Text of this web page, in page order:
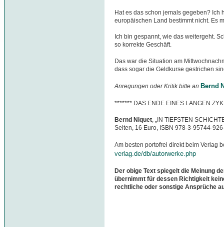
Hat es das schon jemals gegeben? Ich
europäischen Land bestimmt nicht. Es
Ich bin gespannt, wie das weitergeht.
so korrekte Geschäft.
Das war die Situation am
dass sogar die Geldkurse gestrichen
Anregungen oder Kritik bitte an Bernd
******* DAS ENDE EINES LANGEN
Bernd Niquet, „IN TIEFSTEN
Seiten, 16 Euro, ISBN 978-3-95744-
Am besten portofrei direkt beim Verlag
verlag.de/db/autorwerke.php
Der obige Text spiegelt die Meinung
übernimmt für dessen Richtigkeit
rechtliche oder sonstige Ansprüche